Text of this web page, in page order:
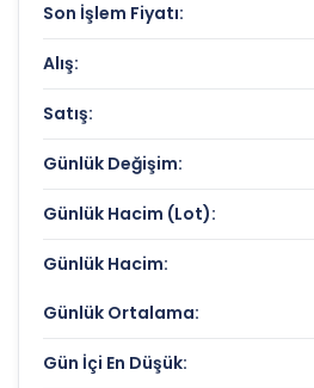
Son İşlem Fiyatı:
Alış:
Satış:
Günlük Değişim:
Günlük Hacim (Lot):
Günlük Hacim:
Günlük Ortalama:
Gün İçi En Düşük: